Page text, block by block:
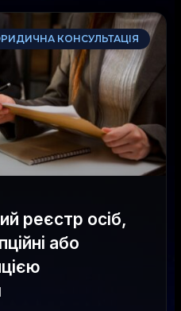
КОНСУЛЬТАЦІЯ
реєстр осіб,
або